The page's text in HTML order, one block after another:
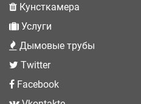
Кунсткамера
Услуги
Дымовые трубы
Twitter
Facebook